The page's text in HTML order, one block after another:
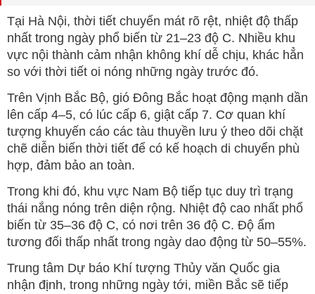
Tại Hà Nội, thời tiết chuyển mát rõ rệt, nhiệt độ thấp
nhất trong ngày phổ biến từ 21–23 độ C. Nhiều khu
vực nội thành cảm nhận không khí dễ chịu, khác hẳn
so với thời tiết oi nóng những ngày trước đó.
Trên Vịnh Bắc Bộ, gió Đông Bắc hoạt động mạnh dần
lên cấp 4–5, có lúc cấp 6, giật cấp 7. Cơ quan khí
tượng khuyến cáo các tàu thuyền lưu ý theo dõi chặt
chẽ diễn biến thời tiết để có kế hoạch di chuyển phù
hợp, đảm bảo an toàn.
Trong khi đó, khu vực Nam Bộ tiếp tục duy trì trạng
thái nắng nóng trên diện rộng. Nhiệt độ cao nhất phổ
biến từ 35–36 độ C, có nơi trên 36 độ C. Độ ẩm
tương đối thấp nhất trong ngày dao động từ 50–55%.
Trung tâm Dự báo Khí tượng Thủy văn Quốc gia
nhận định, trong những ngày tới, miền Bắc sẽ tiếp